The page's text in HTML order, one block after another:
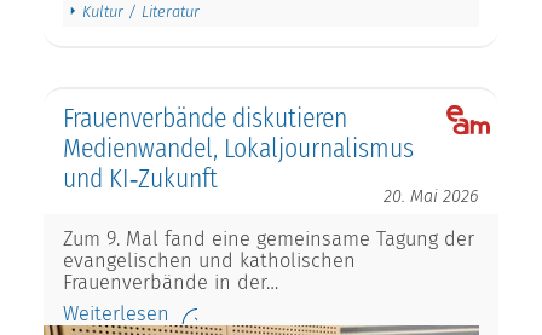
Kultur / Literatur
Frauenverbände diskutieren
Medienwandel, Lokaljournalismus
und KI‑Zukunft
20. Mai 2026
Zum 9. Mal fand eine gemeinsame Tagung der
evangelischen und katholischen
Frauenverbände in der…
Weiterlesen